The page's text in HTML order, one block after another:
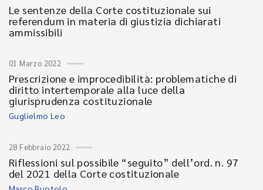
Le sentenze della Corte costituzionale sui
referendum in materia di giustizia dichiarati
ammissibili
01 Marzo 2022
Prescrizione e improcedibilità: problematiche di
diritto intertemporale alla luce della
giurisprudenza costituzionale
Guglielmo Leo
28 Febbraio 2022
Riflessioni sul possibile “seguito” dell’ord. n. 97
del 2021 della Corte costituzionale